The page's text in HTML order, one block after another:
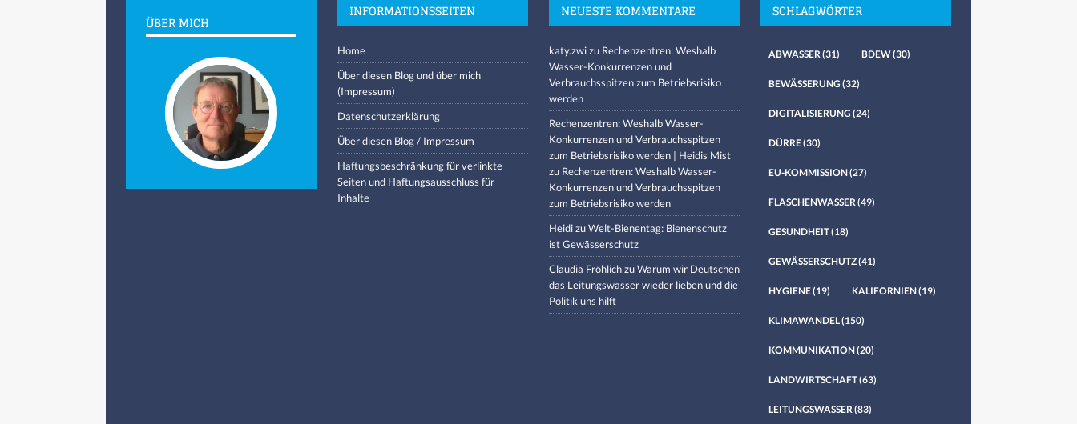
ÜBER MICH
INFORMATIONSSEITEN
Home
Über diesen Blog und über mich
(Impressum)
Datenschutzerklärung
Über diesen Blog / Impressum
Haftungsbeschränkung für verlinkte
Seiten und Haftungsausschluss für
Inhalte
NEUESTE KOMMENTARE
katy.zwizu Rechenzentren: Weshalb
Wasser-Konkurrenzen und
Verbrauchsspitzen zum Betriebsrisiko
werden
Rechenzentren: Weshalb Wasser-
Konkurrenzen und Verbrauchsspitzen
zum Betriebsrisiko werden | Heidis Mist
zu Rechenzentren: Weshalb Wasser-
Konkurrenzen und Verbrauchsspitzen
zum Betriebsrisiko werden
HeidizuWelt-Bienentag: Bienenschutz
ist Gewässerschutz
Claudia FröhlichzuWarum wir Deutschen
das Leitungswasser wieder lieben und die
Politik uns hilft
SCHLAGWÖRTER
ABWASSER(31) BDEW(30)
BEWÄSSERUNG (32)
DIGITALISIERUNG (24)
DÜRRE(30)
EU-KOMMISSION(27)
FLASCHENWASSER(49)
GESUNDHEIT(18)
GEWÄSSERSCHUTZ(41)
HYGIENE(19) KALIFORNIEN(19)
KLIMAWANDEL(150)
KOMMUNIKATION(20)
LANDWIRTSCHAFT(63)
LEITUNGSWASSER(83)